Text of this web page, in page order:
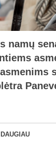
namų
DAUGIAU